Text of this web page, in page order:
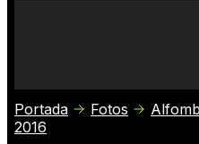
Críticas
Portada Fotos
2016